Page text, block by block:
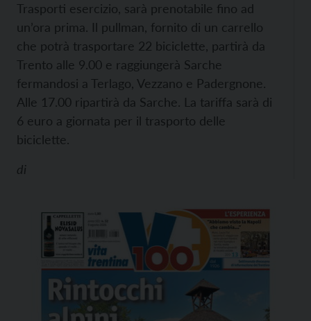
Trasporti esercizio, sarà prenotabile fino ad
un’ora prima. Il pullman, fornito di un carrello
che potrà trasportare 22 biciclette, partirà da
Trento alle 9.00 e raggiungerà Sarche
fermandosi a Terlago, Vezzano e Padergnone.
Alle 17.00 ripartirà da Sarche. La tariffa sarà di
6 euro a giornata per il trasporto delle
biciclette.
di